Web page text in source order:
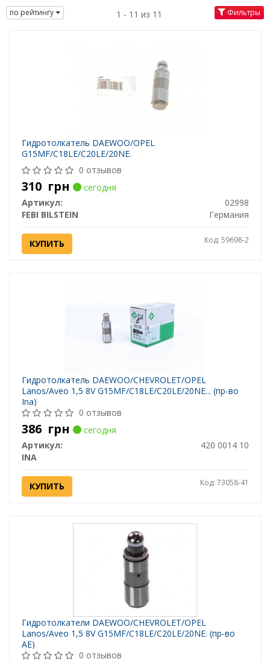
по рейтингу 1 - 11 из 11 Фильтры
Гидротолкатель DAEWOO/OPEL
G15MF/C18LE/C20LE/20NE.
0 отзывов
310 грн
сегодня
Артикул:
02998
FEBI BILSTEIN
Германия
КУПИТЬ Код: 59698-2
Гидротолкатель DAEWOO/CHEVROLET/OPEL
Lanos/Aveo 1,5 8V G15MF/C18LE/C20LE/20NE... (пр-во
Ina)
0 отзывов
386 грн
сегодня
Артикул:
420 0014 10
INA
КУПИТЬ Код: 73058-41
Гидротолкатели DAEWOO/CHEVROLET/OPEL
Lanos/Aveo 1,5 8V G15MF/C18LE/C20LE/20NE. (пр-во
AE)
0 отзывов